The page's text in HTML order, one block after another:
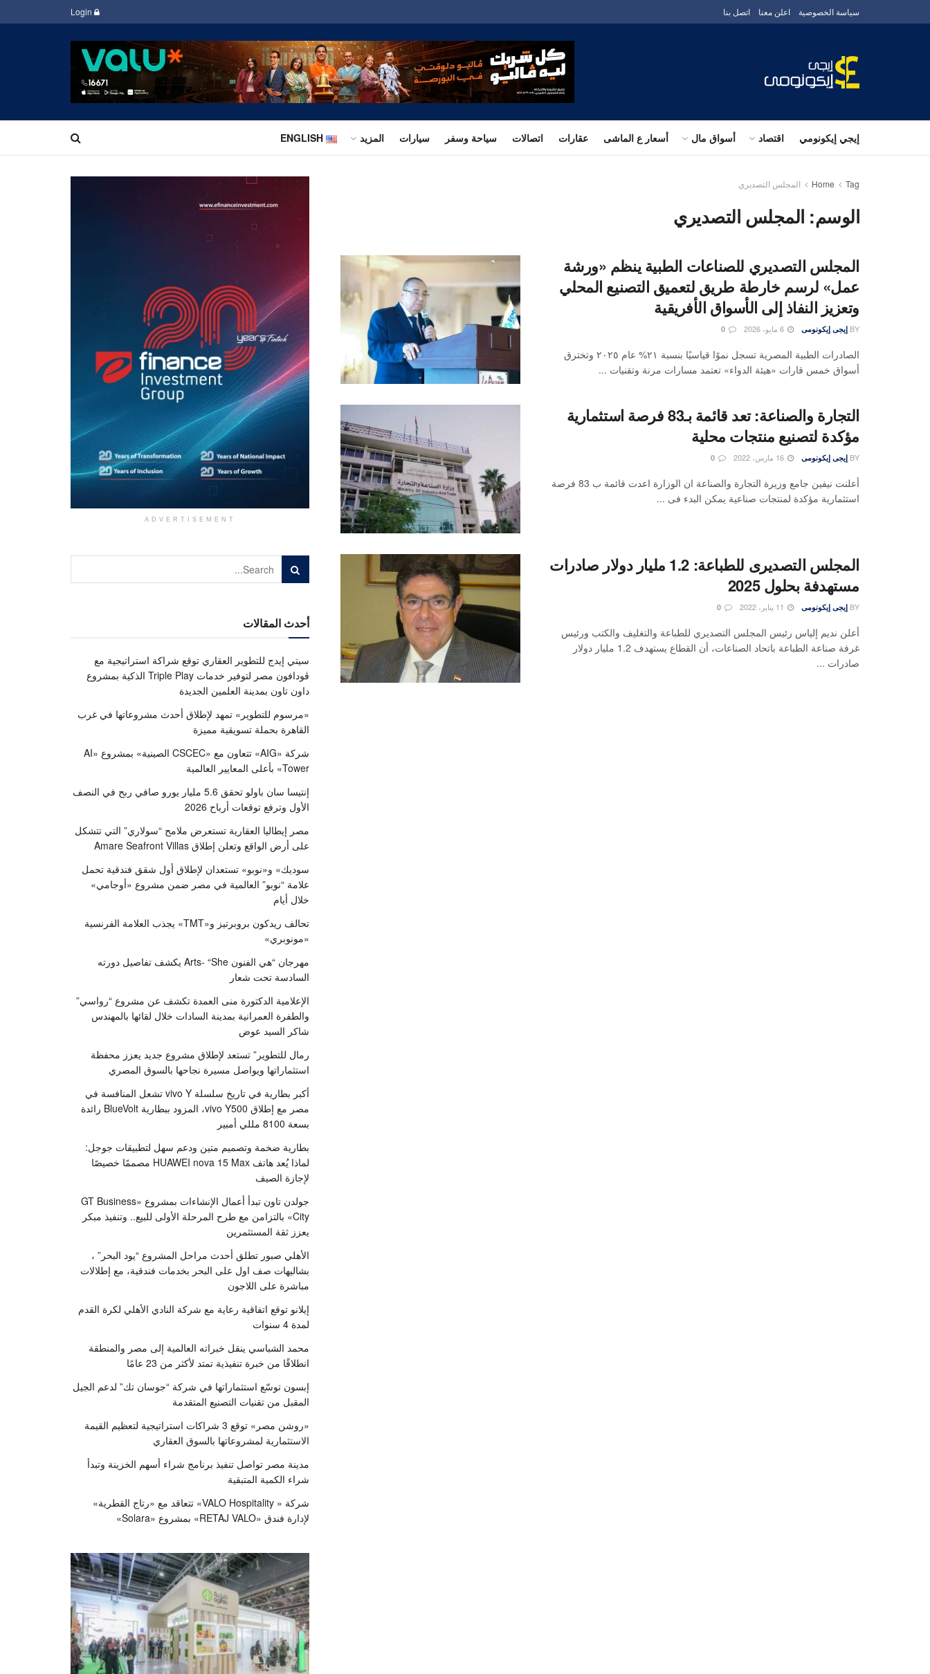
سياسة الخصوصية اعلن معنا اتصل بنا
إيجي إيكونومي اقتصاد أسواق مال أسعار ع الماشى عقارات اتصالات سياحة وسفر سيارات المزيد ENGLISH
Home Tag المجلس التصديري
الوسم: المجلس التصديري
المجلس التصديري للصناعات الطبية ينظم «ورشة
عمل» لرسم خارطة طريق لتعميق التصنيع المحلي
وتعزيز النفاذ إلى الأسواق الأفريقية
BY إيجى إيكونومى
الصادرات الطبية المصرية تسجل نموًا قياسيًا بنسبة ٢١% عام ٢٠٢٥ وتخترق
أسواق خمس قارات «هيئة الدواء» تعتمد مسارات مرنة وتقنيات ...
التجارة والصناعة: تعد قائمة بـ83 فرصة استثمارية
مؤكدة لتصنيع منتجات محلية
BY إيجى إيكونومى
أعلنت نيفين جامع وزيرة التجارة والصناعة ان الوزارة اعدت قائمة ب 83 فرصة
استثمارية مؤكدة لمنتجات صناعية يمكن البدء فى ...
المجلس التصديرى للطباعة: 1.2 مليار دولار صادرات
مستهدفة بحلول 2025
BY إيجى إيكونومى
أعلن نديم إلياس رئيس المجلس التصديري للطباعة والتغليف والكتب ورئيس
غرفة صناعة الطباعة باتحاد الصناعات، أن القطاع يستهدف 1.2 مليار دولار
صادرات ...
ADVERTISEMENT
أحدث المقالات
سيتي إيدج للتطوير العقاري توقع شراكة استراتيجية مع
ڤودافون مصر لتوفير خدمات Triple Play الذكية بمشروع
داون تاون بمدينة العلمين الجديدة
«مرسوم للتطوير» تمهد لإطلاق أحدث مشروعاتها في غرب
القاهرة بحملة تسويقية مميزة
شركة «AIG» تتعاون مع «CSCEC الصينية» بمشروع «AI
Tower» بأعلى المعايير العالمية
إنتيسا سان باولو تحقق 5.6 مليار يورو صافي ربح في النصف
الأول وترفع توقعات أرباح 2026
مصر إيطاليا العقارية تستعرض ملامح “سولاري” التي تتشكل
على أرض الواقع وتعلن إطلاق Amare Seafront Villas
سوديك» و«نوبو» تستعدان لإطلاق أول شقق فندقية تحمل
علامة “نوبو” العالمية في مصر ضمن مشروع «أوجامي»
خلال أيام
تحالف ريدكون بروبرتيز و«TMT» يجذب العلامة الفرنسية
«مونوبري»
مهرجان “هي الفنون Arts- “She يكشف تفاصيل دورته
السادسة تحت شعار
الإعلامية الدكتورة منى العمدة تكشف عن مشروع “رواسي”
والطفرة العمرانية بمدينة السادات خلال لقائها بالمهندس
شاكر السيد عوض
رمال للتطوير” تستعد لإطلاق مشروع جديد يعزز محفظة
استثماراتها ويواصل مسيرة نجاحها بالسوق المصري
أكبر بطارية في تاريخ سلسلة vivo Y تشعل المنافسة في
مصر مع إطلاق vivo Y500، المزود ببطارية BlueVolt رائدة
بسعة 8100 مللي أمبير
بطارية ضخمة وتصميم متين ودعم سهل لتطبيقات جوجل:
لماذا يُعد هاتف HUAWEI nova 15 Max مصممًا خصيصًا
لإجازة الصيف
جولدن تاون تبدأ أعمال الإنشاءات بمشروع «GT Business
City» بالتزامن مع طرح المرحلة الأولى للبيع.. وتنفيذ مبكر
يعزز ثقة المستثمرين
الأهلي صبور تطلق أحدث مراحل المشروع “يود البحر” ،
بشاليهات صف اول على البحر بخدمات فندقية، مع إطلالات
مباشرة على اللاجون
إيلانو توقع اتفاقية رعاية مع شركة النادي الأهلي لكرة القدم
لمدة 4 سنوات
محمد الشباسي ينقل خبراته العالمية إلى مصر والمنطقة
انطلاقًا من خبرة تنفيذية تمتد لأكثر من 23 عامًا
إبسون توسّع استثماراتها في شركة “جوسان تك” لدعم الجيل
المقبل من تقنيات التصنيع المتقدمة
«روشن مصر» توقع 3 شراكات استراتيجية لتعظيم القيمة
الاستثمارية لمشروعاتها بالسوق العقاري
مدينة مصر تواصل تنفيذ برنامج شراء أسهم الخزينة وتبدأ
شراء الكمية المتبقية
شركة « VALO Hospitality» تتعاقد مع «رتاج القطرية»
لإدارة فندق «RETAJ VALO» بمشروع «Solara»